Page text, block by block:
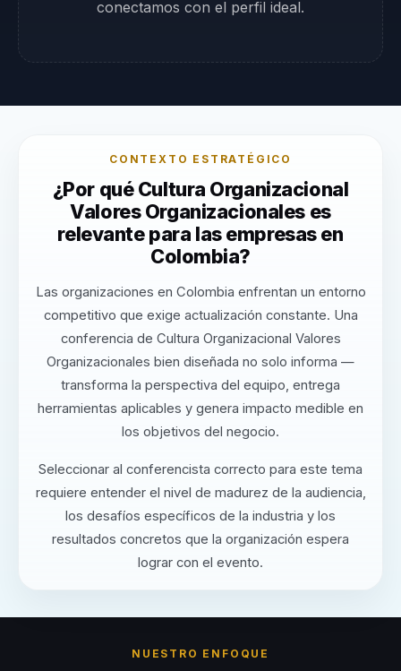
conectamos con el perfil ideal.
CONTEXTO ESTRATÉGICO
¿Por qué Cultura Organizacional
Valores Organizacionales es
relevante para las empresas en
Colombia?
Las organizaciones en Colombia enfrentan un entorno
competitivo que exige actualización constante. Una
conferencia de Cultura Organizacional Valores
Organizacionales bien diseñada no solo informa —
transforma la perspectiva del equipo, entrega
herramientas aplicables y genera impacto medible en
los objetivos del negocio.
Seleccionar al conferencista correcto para este tema
requiere entender el nivel de madurez de la audiencia,
los desafíos específicos de la industria y los
resultados concretos que la organización espera
lograr con el evento.
NUESTRO ENFOQUE